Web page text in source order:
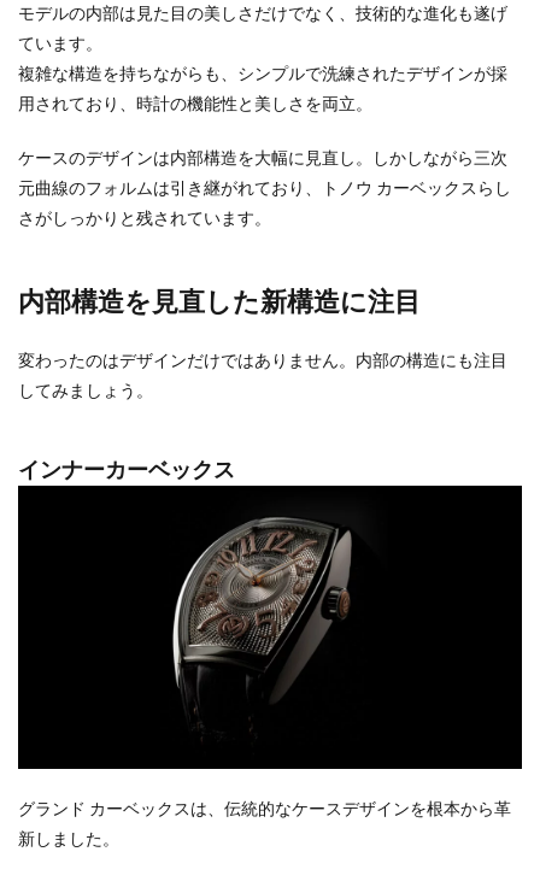
モデルの内部は見た目の美しさだけでなく、技術的な進化も遂げ
ています。
複雑な構造を持ちながらも、シンプルで洗練されたデザインが採
用されており、時計の機能性と美しさを両立。
ケースのデザインは内部構造を大幅に見直し。しかしながら三次
元曲線のフォルムは引き継がれており、トノウ カーベックスらし
さがしっかりと残されています。
内部構造を見直した新構造に注目
変わったのはデザインだけではありません。内部の構造にも注目
してみましょう。
インナーカーベックス
グランド カーベックスは、伝統的なケースデザインを根本から革
新しました。